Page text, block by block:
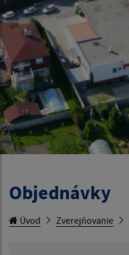
Objednávky
Úvod Zverejňovanie